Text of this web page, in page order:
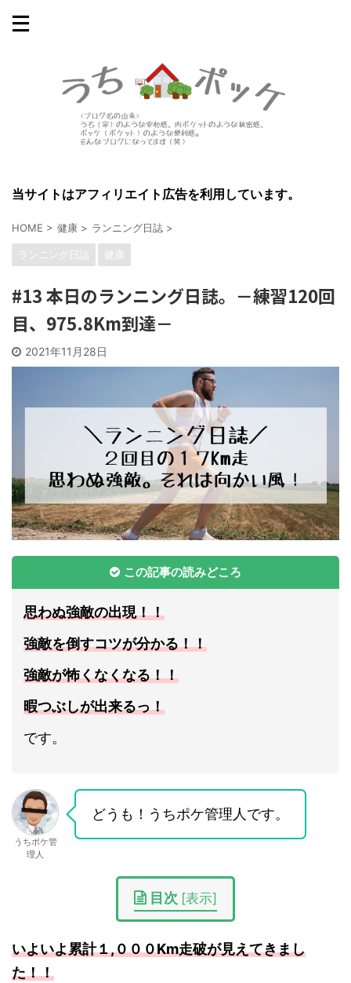
当サイトはアフィリエイト広告を利用しています。
HOME > 健康 > ランニング日誌 >
ランニング日誌 健康
#13 本日のランニング日誌。－練習120回
目、975.8Km到達－
2021年11月28日
この記事の読みどころ
思わぬ強敵の出現！！
強敵を倒すコツが分かる！！
強敵が怖くなくなる！！
暇つぶしが出来るっ！
です。
うちポケ管
理人
どうも！うちポケ管理人です。
目次 [表示]
いよいよ累計１,０００Km走破が見えてきまし
た！！